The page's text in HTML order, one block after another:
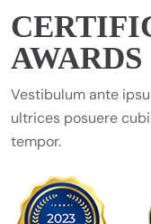
AWARDS
Vestibulum ante
ultrices posuere
tempor.